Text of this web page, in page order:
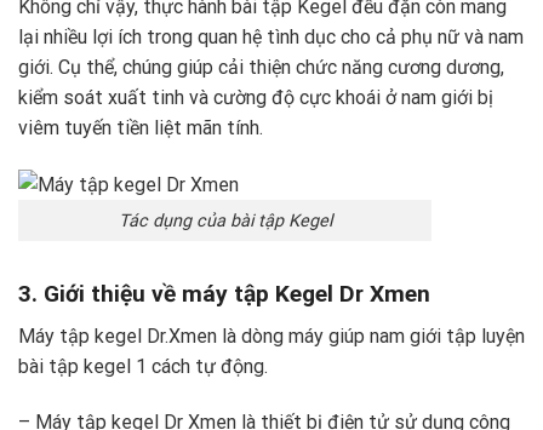
Không chỉ vậy, thực hành bài tập Kegel đều đặn còn mang
lại nhiều lợi ích trong quan hệ tình dục cho cả phụ nữ và nam
giới. Cụ thể, chúng giúp cải thiện chức năng cương dương,
kiểm soát xuất tinh và cường độ cực khoái ở nam giới bị
viêm tuyến tiền liệt mãn tính.
Tác dụng của bài tập Kegel
3. Giới thiệu về máy tập Kegel Dr Xmen
Máy tập kegel Dr.Xmen là dòng máy giúp nam giới tập luyện
bài tập kegel 1 cách tự động.
– Máy tập kegel Dr Xmen là thiết bị điện tử sử dụng công